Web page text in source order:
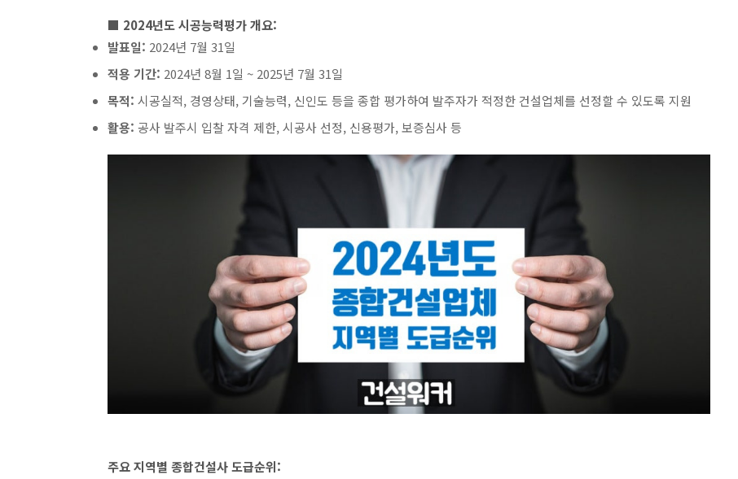
■ 2024년도 시공능력평가 개요:
발표일: 2024년 7월 31일
적용 기간: 2024년 8월 1일 ~ 2025년 7월 31일
목적: 시공실적, 경영상태, 기술능력, 신인도 등을 종합 평가하여 발주자가 적정한 건설업체를 선정할 수 있도록 지원
활용: 공사 발주시 입찰 자격 제한, 시공사 선정, 신용평가, 보증심사 등
주요 지역별 종합건설사 도급순위: